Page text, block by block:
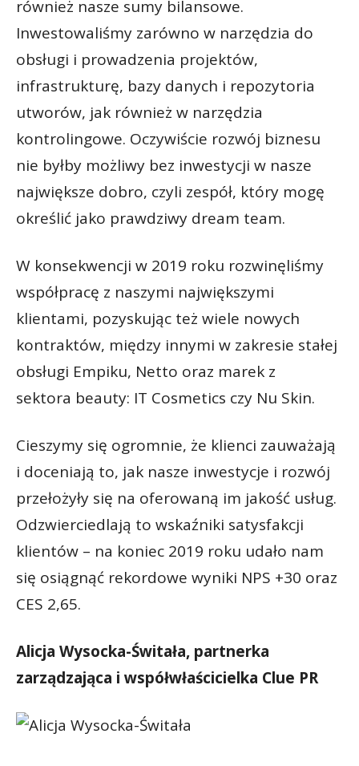
również nasze sumy bilansowe.
Inwestowaliśmy zarówno w narzędzia do
obsługi i prowadzenia projektów,
infrastrukturę, bazy danych i repozytoria
utworów, jak również w narzędzia
kontrolingowe. Oczywiście rozwój biznesu
nie byłby możliwy bez inwestycji w nasze
największe dobro, czyli zespół, który mogę
określić jako prawdziwy dream team.
W konsekwencji w 2019 roku rozwinęliśmy
współpracę z naszymi największymi
klientami, pozyskując też wiele nowych
kontraktów, między innymi w zakresie stałej
obsługi Empiku, Netto oraz marek z
sektora beauty: IT Cosmetics czy Nu Skin.
Cieszymy się ogromnie, że klienci zauważają
i doceniają to, jak nasze inwestycje i rozwój
przełożyły się na oferowaną im jakość usług.
Odzwierciedlają to wskaźniki satysfakcji
klientów – na koniec 2019 roku udało nam
się osiągnąć rekordowe wyniki NPS +30 oraz
CES 2,65.
Alicja Wysocka-Świtała, partnerka
zarządzająca i współwłaścicielka Clue PR